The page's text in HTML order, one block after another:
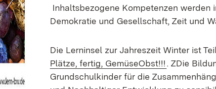
Inhaltsbezogene Kompetenzen werden
Demokratie und Gesellschaft, Zeit und
Die Lerninsel zur Jahreszeit Winter ist
Plätze, fertig, GemüseObst!!!. ZDie
Grundschulkinder für die